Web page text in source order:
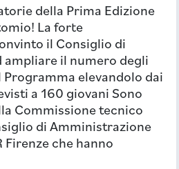
della Prima Edizione
La forte
il Consiglio di
il numero degli
elevandolo dai
a 160 giovani Sono
Commissione tecnico
di Amministrazione
Firenze che hanno